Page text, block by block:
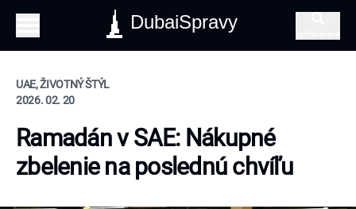
DubaiSpravy
UAE, ŽIVOTNÝ ŠTÝL
2026. 02. 20
Ramadán v SAE: Nákupné
zbelenie na poslednú chvíľu